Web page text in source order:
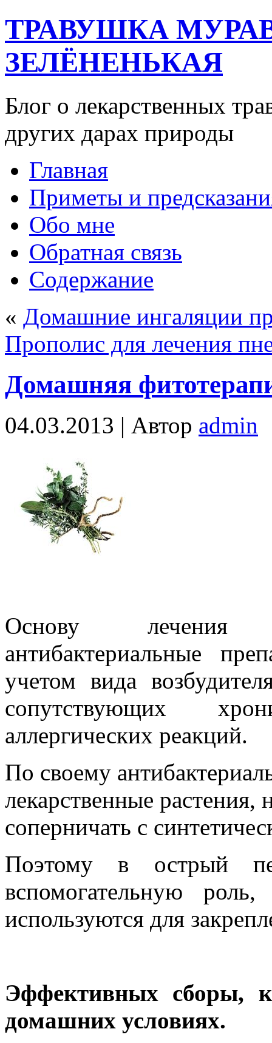
ТРАВУШКА
ЗЕЛЁНЕНЬКАЯ
Блог о лекарственных
других дарах природы
Главная
Приметы и
Обо мне
Обратная связь
Содержание
« Домашние ингаляции
Прополис для лечения
Домашняя
04.03.2013 | Автор admin
Основу лечения
антибактериальные
учетом вида
сопутствующих
аллергических реакций.
По своему
лекарственные растения,
соперничать с
Поэтому в острый
вспомогательную
используются для
Эффективных сборы,
домашних условиях.